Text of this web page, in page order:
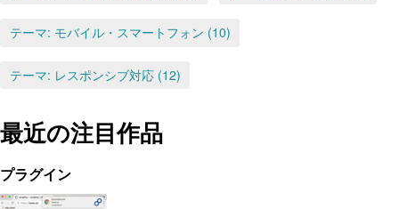
テーマ: モバイル・スマートフォン (10)
テーマ: レスポンシブ対応 (12)
最近の注目作品
プラグイン